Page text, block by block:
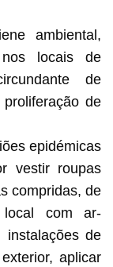
ambiental,
locais de
de
de
epidémicas
vestir roupas
compridas, de
local com ar-
instalações de
aplicar